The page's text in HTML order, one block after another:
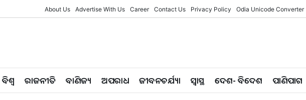
About Us Advertise With Us Career Contact Us Privacy Policy Odia Unicode Converter
ବିଶ୍ବ ରାଜନୀତି ବାଣିଜ୍ୟ ଅପରାଧ ଜୀବନଚର୍ଯ୍ୟା ସ୍ୱାସ୍ଥ ଦେଶ- ବିଦେଶ ପାଣିପାଗ